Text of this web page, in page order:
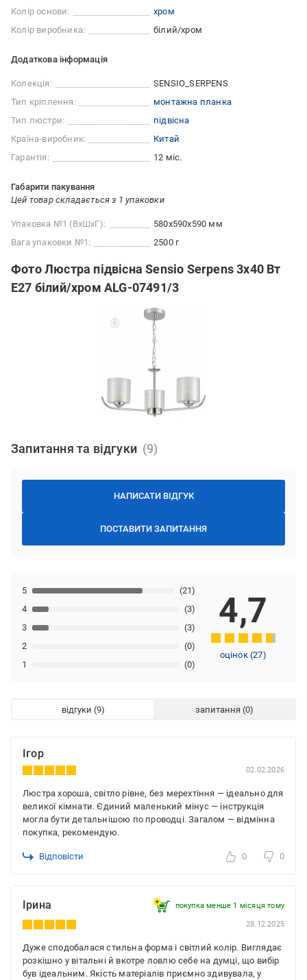
Колір основи:
хром
Колір виробника:
білий/хром
Додаткова інформація
Колекція:
SENSIO_SERPENS
Тип кріплення:
монтажна планка
Тип люстри:
підвісна
Країна-виробник:
Китай
Гарантія:
12 міс.
Габарити пакування
Цей товар складається з 1 упаковки
Упаковка №1 (ВхШхГ):
580x590x590 мм
Вага упаковки №1:
2500 г
Фото Люстра підвісна Sensio Serpens 3x40 Вт
E27 білий/хром ALG-07491/3
Запитання та відгуки
НАПИСАТИ ВІДГУК
ПОСТАВИТИ ЗАПИТАННЯ
1 (0)
2 (0)
3 (3)
4 (3)
5 (21)
4,7
оцінок (27)
відгуки запитання
Ігор
02.02.2026
Люстра хороша, світло рівне, без мерехтіння — ідеально для
великої кімнати. Єдиний маленький мінус — інструкція
могла бути детальнішою по проводці. Загалом — відмінна
покупка, рекомендую.
Відповісти 0 0
Ірина покупка менше 1 місяця томy
28.12.2025
Дуже сподобалася стильна форма і світлий колір. Виглядає
розкішно у вітальні й вкотре ловлю себе на думці, що вибір
був ідеальним. Якість матеріалів приємно здивувала, у